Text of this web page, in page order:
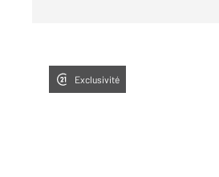
Exclusivité